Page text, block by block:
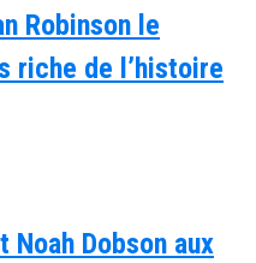
Robinson le
riche de l’histoire
Noah Dobson aux